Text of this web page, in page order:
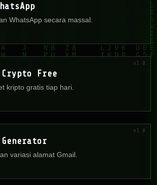
WhatsApp secara massal.
Free
kripto gratis tiap hari.
v1.0
variasi alamat Gmail.
v1.0